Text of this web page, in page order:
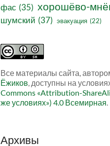
фас (35) хорошёво-
шумский (37) эвакуация (22)
Все материалы сайта,
Ёжиков, доступны на
Commons «Attribution-
же условиях») 4.0 Всемирная.
Архивы